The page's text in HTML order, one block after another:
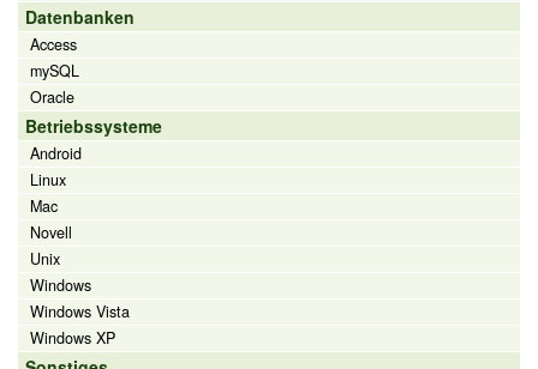
Datenbanken
Access
mySQL
Oracle
Betriebssysteme
Android
Linux
Mac
Novell
Unix
Windows
Windows Vista
Windows XP